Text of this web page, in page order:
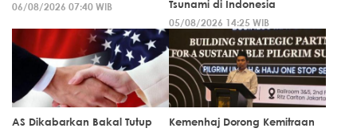
06/08/2026 07:40 WIB
Tsunami di Indonesia
05/08/2026 14:25 WIB
AS Dikabarkan Bakal Tutup
Kemenhaj Dorong Kemitraan